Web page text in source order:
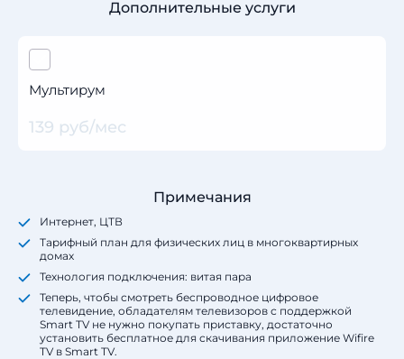
Дополнительные услуги
Мультирум
139 руб/мес
Примечания
Интернет, ЦТВ
Тарифный план для физических лиц в многоквартирных
домах
Технология подключения: витая пара
Теперь, чтобы смотреть беспроводное цифровое
телевидение, обладателям телевизоров с поддержкой
Smart TV не нужно покупать приставку, достаточно
установить бесплатное для скачивания приложение Wifire
TV в Smart TV.